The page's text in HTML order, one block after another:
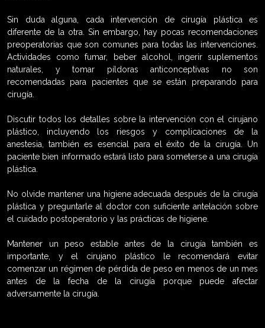
Sin duda alguna, cada intervención de cirugía plástica es
diferente de la otra. Sin embargo, hay pocas recomendaciones
preoperatorias que son comunes para todas las intervenciones.
Actividades como fumar, beber alcohol, ingerir suplementos
naturales, y tomar píldoras anticonceptivas no son
recomendadas para pacientes que se están preparando para
cirugía.
Discutir todos los detalles sobre la intervención con el cirujano
plástico, incluyendo los riesgos y complicaciones de la
anestesia, también es esencial para el éxito de la cirugía. Un
paciente bien informado estará listo para someterse a una cirugía
plástica.
No olvide mantener una higiene adecuada después de la cirugía
plástica y preguntarle al doctor con suficiente antelación sobre
el cuidado postoperatorio y las prácticas de higiene.
Mantener un peso estable antes de la cirugía también es
importante, y el cirujano plástico le recomendará evitar
comenzar un régimen de pérdida de peso en menos de un mes
antes de la fecha de la cirugía porque puede afectar
adversamente la cirugía.